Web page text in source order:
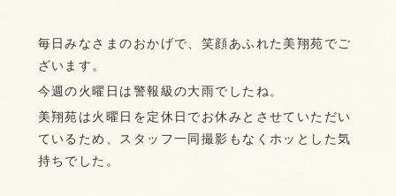
毎日みなさまのおかげで、笑顔あふれた美翔苑でご
ざいます。
今週の火曜日は警報級の大雨でしたね。
美翔苑は火曜日を定休日でお休みとさせていただい
ているため、スタッフ一同撮影もなくホッとした気
持ちでした。